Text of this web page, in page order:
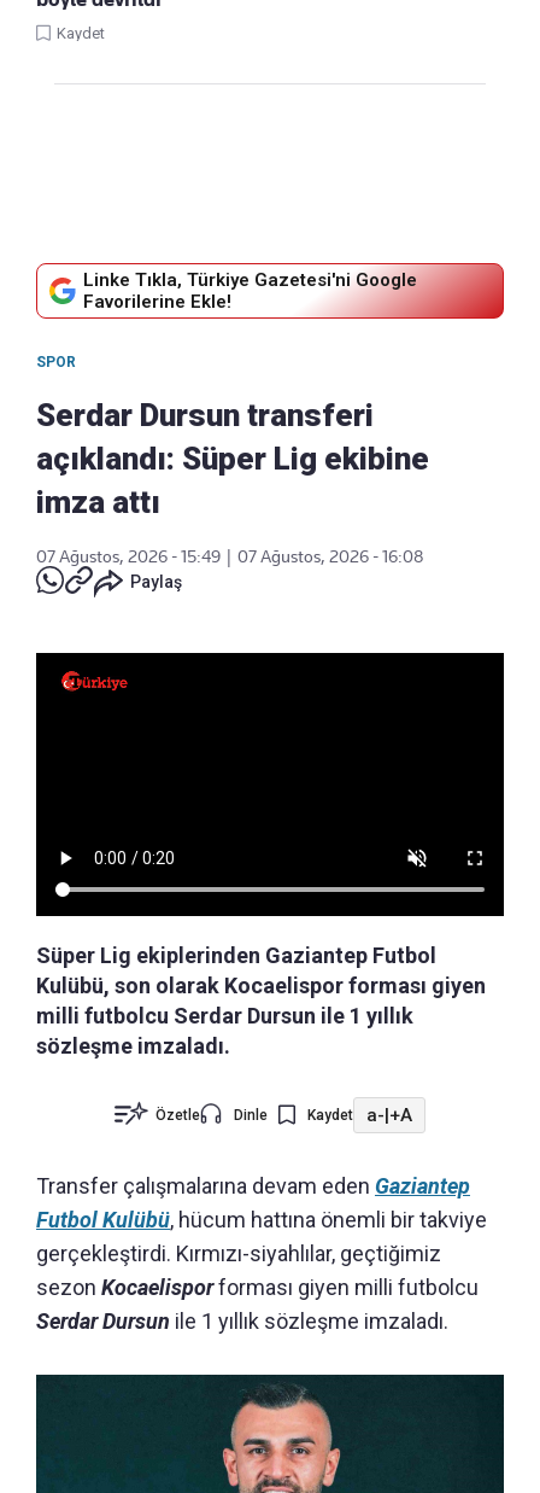
Kaydet
Linke Tıkla, Türkiye Gazetesi'ni Google
Favorilerine Ekle!
SPOR
Serdar Dursun transferi
açıklandı: Süper Lig ekibine
imza attı
07 Ağustos, 2026 - 15:49
07 Ağustos, 2026 - 16:08
Paylaş
Süper Lig ekiplerinden Gaziantep Futbol
Kulübü, son olarak Kocaelispor forması giyen
milli futbolcu Serdar Dursun ile 1 yıllık
sözleşme imzaladı.
Özetle Dinle Kaydet a-|+A
Transfer çalışmalarına devam eden Gaziantep
Futbol Kulübü, hücum hattına önemli bir takviye
gerçekleştirdi. Kırmızı-siyahlılar, geçtiğimiz
sezon Kocaelisporforması giyen milli futbolcu
Serdar Dursun ile 1 yıllık sözleşme imzaladı.